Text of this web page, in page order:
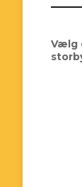
Vælg